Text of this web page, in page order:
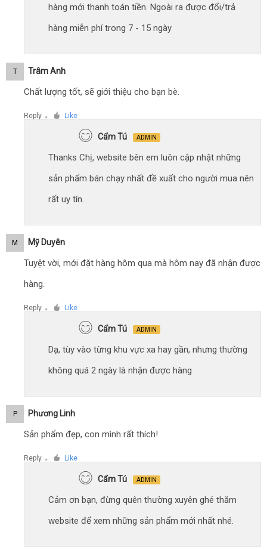
hàng mới thanh toán tiền. Ngoài ra được đổi/trả
hàng miễn phí trong 7 - 15 ngày
T Trâm Anh
Chất lượng tốt, sẽ giới thiệu cho bạn bè.
Reply ● Like
Cẩm Tú ADMIN
Thanks Chị, website bên em luôn cập nhật những
sản phẩm bán chạy nhất đề xuất cho người mua nên
rất uy tín.
M Mỹ Duyên
Tuyệt vời, mới đặt hàng hôm qua mà hôm nay đã nhận được
hàng.
Reply ● Like
Cẩm Tú ADMIN
Dạ, tùy vào từng khu vực xa hay gần, nhưng thường
không quá 2 ngày là nhận được hàng
P Phương Linh
Sản phẩm đẹp, con mình rất thích!
Reply ● Like
Cẩm Tú ADMIN
Cảm ơn bạn, đừng quên thường xuyên ghé thăm
website để xem những sản phẩm mới nhất nhé.